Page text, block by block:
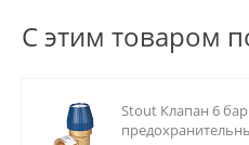
С этим товаром
Stout Клапан 6